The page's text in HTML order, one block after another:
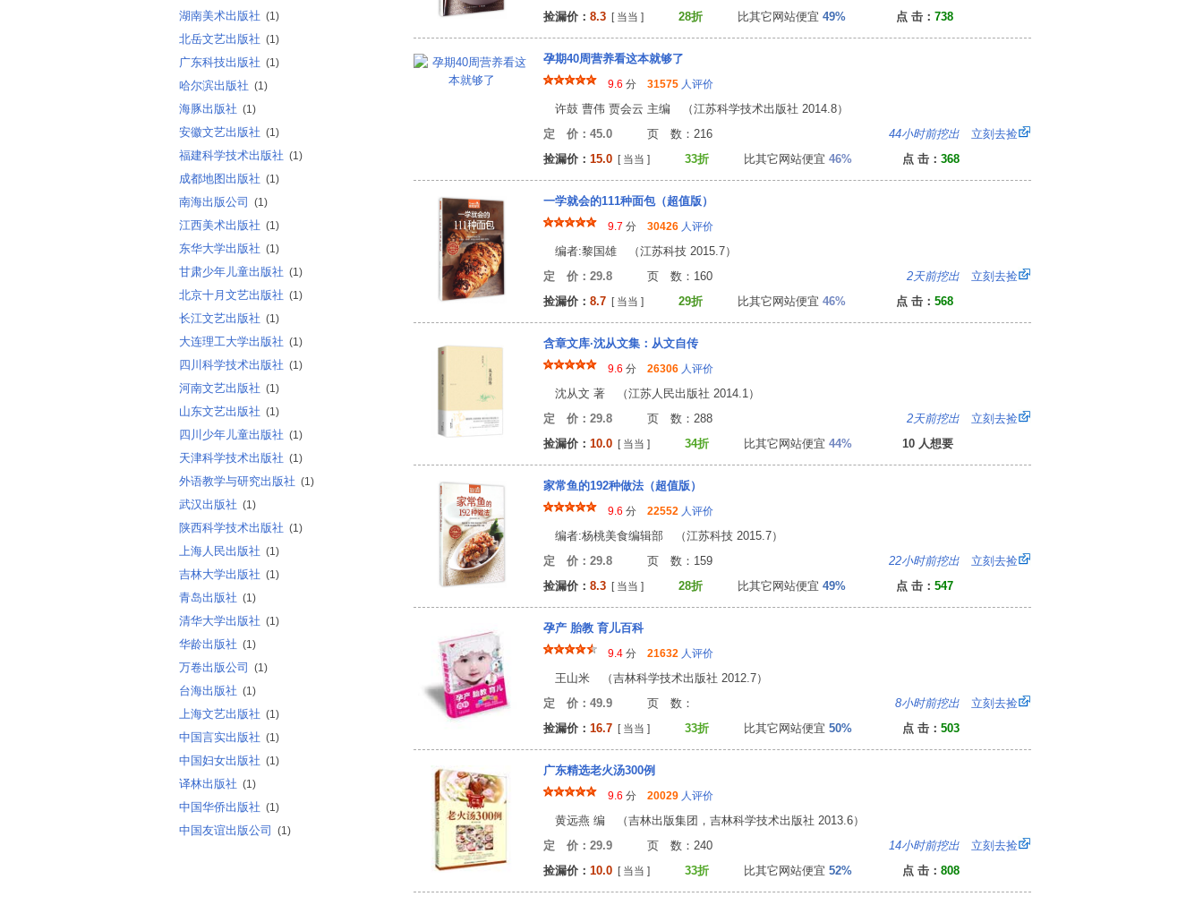
湖南美术出版社 (1)
北岳文艺出版社 (1)
广东科技出版社 (1)
哈尔滨出版社 (1)
海豚出版社 (1)
安徽文艺出版社 (1)
福建科学技术出版社 (1)
成都地图出版社 (1)
南海出版公司 (1)
江西美术出版社 (1)
东华大学出版社 (1)
甘肃少年儿童出版社 (1)
北京十月文艺出版社 (1)
长江文艺出版社 (1)
大连理工大学出版社 (1)
四川科学技术出版社 (1)
河南文艺出版社 (1)
山东文艺出版社 (1)
四川少年儿童出版社 (1)
天津科学技术出版社 (1)
外语教学与研究出版社 (1)
武汉出版社 (1)
陕西科学技术出版社 (1)
上海人民出版社 (1)
吉林大学出版社 (1)
青岛出版社 (1)
清华大学出版社 (1)
华龄出版社 (1)
万卷出版公司 (1)
台海出版社 (1)
上海文艺出版社 (1)
中国言实出版社 (1)
中国妇女出版社 (1)
译林出版社 (1)
中国华侨出版社 (1)
中国友谊出版公司 (1)
捡漏价： 8.3 [ 当当 ] 28折 比其它网站便宜 49% 点 击： 738
孕期40周营养看这本就够了
9.6 分 31575 人评价
许鼓 曹伟 贾会云 主编 （江苏科学技术出版社 2014.8）
定 价：45.0 页 数：216 44小时前挖出 立刻去捡
捡漏价： 15.0 [ 当当 ] 33折 比其它网站便宜 46% 点 击： 368
一学就会的111种面包（超值版）
9.7 分 30426 人评价
编者:黎国雄 （江苏科技 2015.7）
定 价：29.8 页 数：160 2天前挖出 立刻去捡
捡漏价： 8.7 [ 当当 ] 29折 比其它网站便宜 46% 点 击： 568
含章文库·沈从文集：从文自传
9.6 分 26306 人评价
沈从文 著 （江苏人民出版社 2014.1）
定 价：29.8 页 数：288 2天前挖出 立刻去捡
捡漏价： 10.0 [ 当当 ] 34折 比其它网站便宜 44% 10 人想要
家常鱼的192种做法（超值版）
9.6 分 22552 人评价
编者:杨桃美食编辑部 （江苏科技 2015.7）
定 价：29.8 页 数：159 22小时前挖出 立刻去捡
捡漏价： 8.3 [ 当当 ] 28折 比其它网站便宜 49% 点 击： 547
孕产 胎教 育儿百科
9.4 分 21632 人评价
王山米 （吉林科学技术出版社 2012.7）
定 价：49.9 页 数： 8小时前挖出 立刻去捡
捡漏价： 16.7 [ 当当 ] 33折 比其它网站便宜 50% 点 击： 503
广东精选老火汤300例
9.6 分 20029 人评价
黄远燕 编 （吉林出版集团，吉林科学技术出版社 2013.6）
定 价：29.9 页 数：240 14小时前挖出 立刻去捡
捡漏价： 10.0 [ 当当 ] 33折 比其它网站便宜 52% 点 击： 808